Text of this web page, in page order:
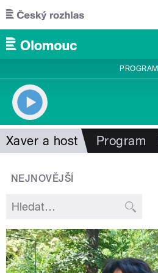
Přejít k hlavnímu obsahu
PROGRAM
Xaver a host Program
NEJNOVĚJŠÍ